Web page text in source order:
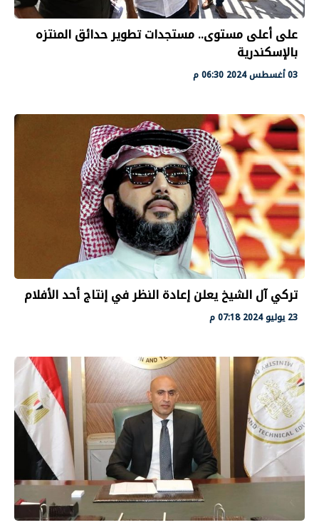
على أعلى مستوى.. مستجدات تطوير حدائق المنتزه
بالإسكندرية
03 أغسطس 2024 06:30 م
تركي آل الشيخ يعلن إعادة النظر في إنتاج أحد الأفلام
23 يوليو 2024 07:18 م